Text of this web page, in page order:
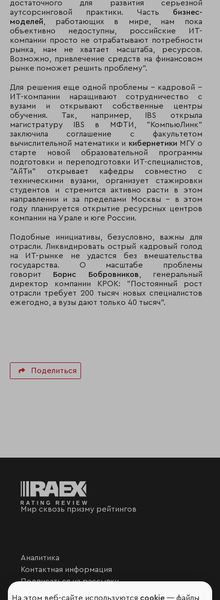
достаточного для развития серьезной
аутсорсинговой практики. Часть бизнес-
моделей , работающих в мире, нам пока
объективно недоступны, российские ИТ-
компании просто не отрабатывают потребности
рынка, нам не хватает масштаба, ресурсов.
Возможно, привлечение средств на финансовом
рынке поможет решить проблему".
Для решения еще одной проблемы – кадровой –
ИТ-компании наращивают сотрудничество с
вузами и открывают собственные центры
обучения. Так, например, IBS открыла
магистратуру IBS в МФТИ, "КомпьюЛинк"
заключила соглашение с факультетом
вычислительной математики и кибернетики МГУ о
старте новой образовательной программы
подготовки и переподготовки ИТ-специалистов,
"АйТи" открывает кафедры совместно с
техническими вузами, организует стажировки
студентов и стремится активно расти в этом
направлении и за пределами Москвы – в этом
году планируется открытие ресурсных центров
компании на Урале и юге России.
Подобные инициативы, безусловно, важны для
отрасли. Ликвидировать острый кадровый голод
на ИТ-рынке не удастся без вмешательства
государства. О масштабе проблемы
говорит Борис Бобровников , генеральный
директор компании КРОК: "Постоянный рост
отрасли требует 200 тысяч новых специалистов
ежегодно, а вузы дают только 40 тысяч".
Поделиться
Мир сквозь призму рейтингов
Аналитика
Контактная информация
Подписаться на рассылку
Обратная связь
На этом веб-сайте используются cookie — файлы